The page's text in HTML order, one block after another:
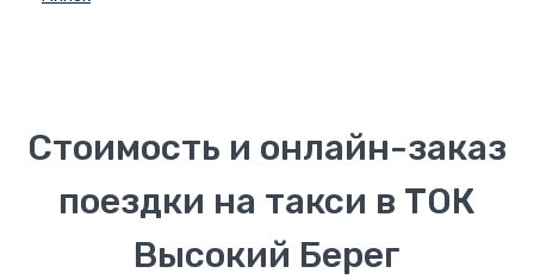
Стоимость и онлайн-заказ
поездки на такси в ТОК
Высокий Берег